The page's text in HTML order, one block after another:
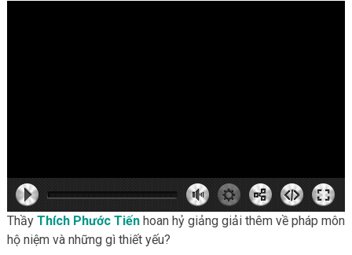
hd2160
hd2160
hd1440
highres
hd1080
hd720
large
medium
small
tiny
Thầy Thích Phước Tiến hoan hỷ giảng giải thêm về pháp môn
hộ niệm và những gì thiết yếu?